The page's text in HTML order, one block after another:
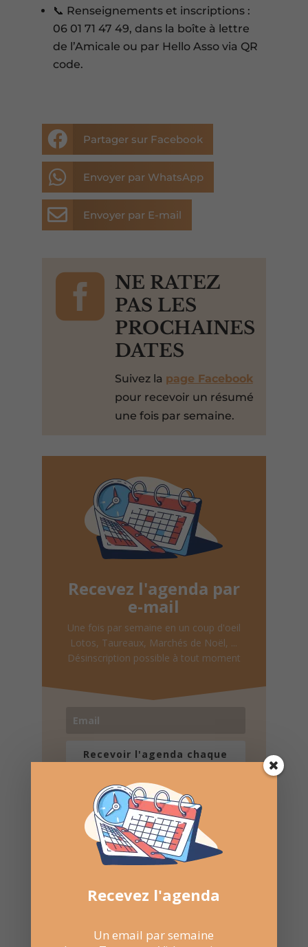
📞 Renseignements et inscriptions :
06 01 71 47 49, dans la boîte à lettre
de l’Amicale ou par Hello Asso via QR
code.
 Partager sur Facebook
 Envoyer par WhatsApp
 Envoyer par E-mail

NE RATEZ
PAS LES
PROCHAINES
DATES
Suivez la page Facebook
pour recevoir un résumé
une fois par semaine.
Recevez l'agenda par
e-mail
Une fois par semaine en un coup d'oeil
Lotos, Taureaux, Marchés de Noël, ...
Désinscription possible à tout moment
Recevoir l'agenda chaque
Nombre de consultations : 111
Recevez l'agenda
Un email par semaine